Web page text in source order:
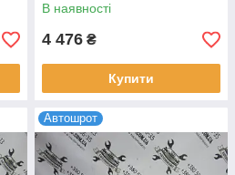
В наявності
4 476 ₴
Купити
Автошрот